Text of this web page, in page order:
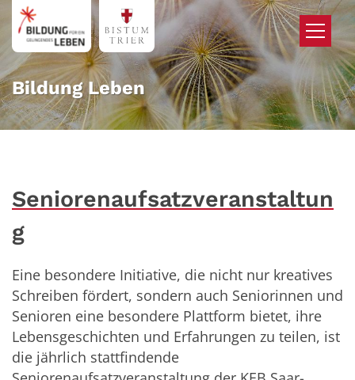
Zum Inhalt springen
Bildung Leben
Seniorenaufsatzveranstaltun
g
Eine besondere Initiative, die nicht nur kreatives
Schreiben fördert, sondern auch Seniorinnen und
Senioren eine besondere Plattform bietet, ihre
Lebensgeschichten und Erfahrungen zu teilen, ist
die jährlich stattfindende